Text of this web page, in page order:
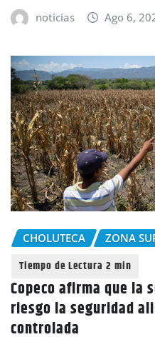
noticias Ago 6,
CHOLUTECA ZONA
Copeco afirma que la
riesgo la seguridad
controlada